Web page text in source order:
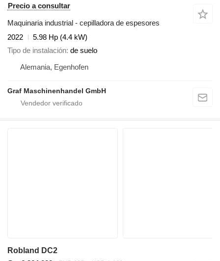
Precio a consultar
Maquinaria industrial - cepilladora de espesores
2022
5.98 Hp (4.4 kW)
Tipo de instalación de suelo
Alemania, Egenhofen
Graf Maschinenhandel GmbH
Robland DC2